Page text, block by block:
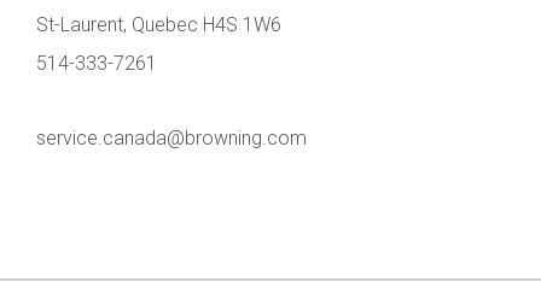
St-Laurent, Quebec H4S 1W6
514-333-7261
service.canada@browning.com